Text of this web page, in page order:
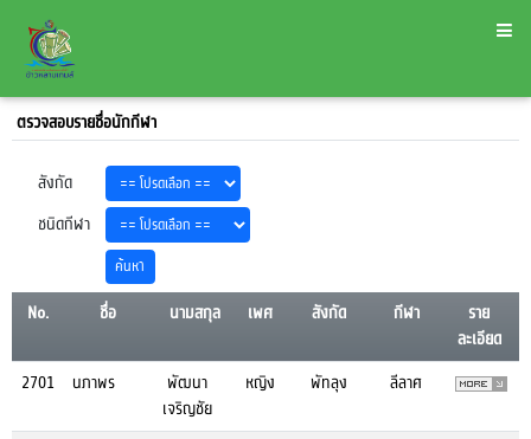
ตรวจสอบรายชื่อนักกีฬา
สังกัด
ชนิดกีฬา
No. ชื่อ นามสกุล เพศ สังกัด กีฬา
ราย
ละเอียด
2701
นภาพร
พัฒนา
เจริญชัย
หญิง พัทลุง ลีลาศ